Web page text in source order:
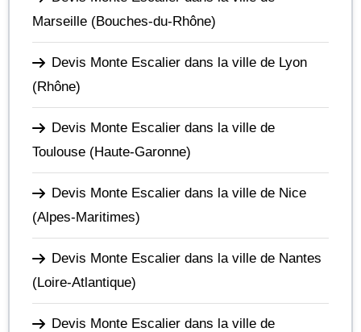
Marseille (Bouches-du-Rhône)
Devis Monte Escalier dans la ville de Lyon
(Rhône)
Devis Monte Escalier dans la ville de
Toulouse (Haute-Garonne)
Devis Monte Escalier dans la ville de Nice
(Alpes-Maritimes)
Devis Monte Escalier dans la ville de Nantes
(Loire-Atlantique)
Devis Monte Escalier dans la ville de